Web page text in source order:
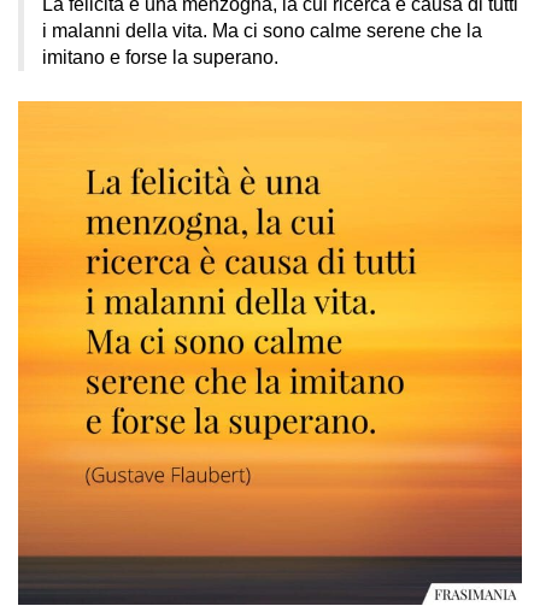
i malanni della vita. Ma ci sono calme serene che la
imitano e forse la superano.